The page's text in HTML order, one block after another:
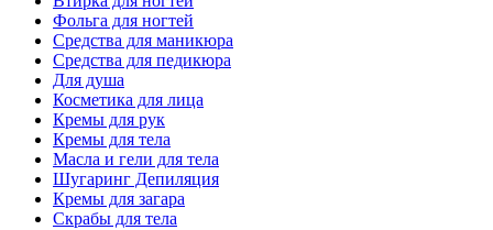
Фольга для ногтей
Средства для маникюра
Средства для педикюра
Для душа
Косметика для лица
Кремы для рук
Кремы для тела
Масла и гели для тела
Шугаринг Депиляция
Кремы для загара
Скрабы для тела